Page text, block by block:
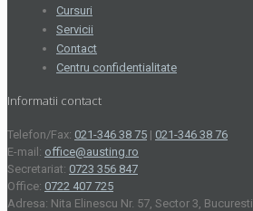
Cursuri
Servicii
Contact
Centru confidentialitate
Informatii contact
Telefon/Fax: 021-346 38 75 | 021-346 38 76
E-mail: office@austing.ro
Secretariat: 0723 356 847
Office: 0722 407 725
Adresa: Nita Elinescu Nr. 57, Sector 3, Bucuresti